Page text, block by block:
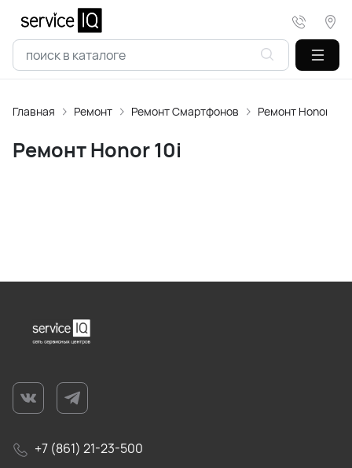
Главная Ремонт Ремонт Смартфонов Ремонт Honor
Ремонт Honor 10i
+7 (861) 21-23-500